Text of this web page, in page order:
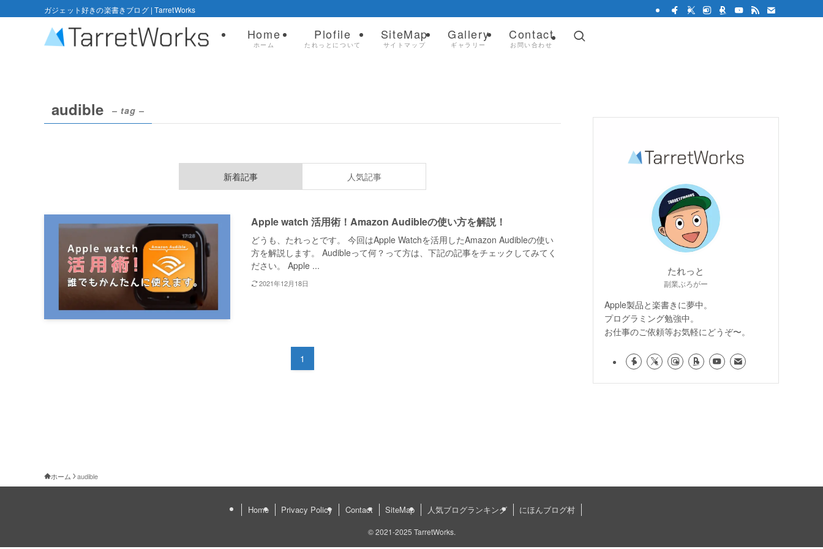
ガジェット好きの楽書きブログ | TarretWorks
Home
ホーム
Plofile
たれっとについて
SiteMap
サイトマップ
Gallery
ギャラリー
Contact
お問い合わせ
audible – tag –
新着記事 人気記事
Apple watch 活用術！Amazon Audibleの使い方を解説！
どうも、たれっとです。 今回はApple Watchを活用したAmazon Audibleの使い
方を解説します。 Audibleって何？って方は、下記の記事をチェックしてみてく
ださい。 Apple ...
2021年12月18日
1
たれっと
副業ぶろがー
Apple製品と楽書きに夢中。
プログラミング勉強中。
お仕事のご依頼等お気軽にどうぞ〜。
ホーム audible
Home Privacy Policy Contact SiteMap 人気ブログランキング にほんブログ村
©2021-2025 TarretWorks.